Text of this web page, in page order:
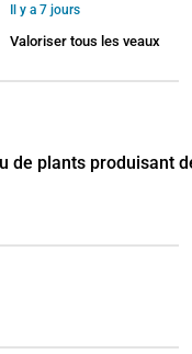
Il y a 7 jours
Valoriser tous les veaux